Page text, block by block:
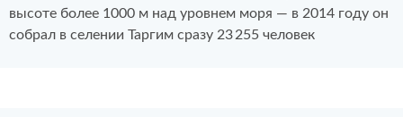
высоте более 1000 м над уровнем моря — в 2014 году он
собрал в селении Таргим сразу 23 255 человек